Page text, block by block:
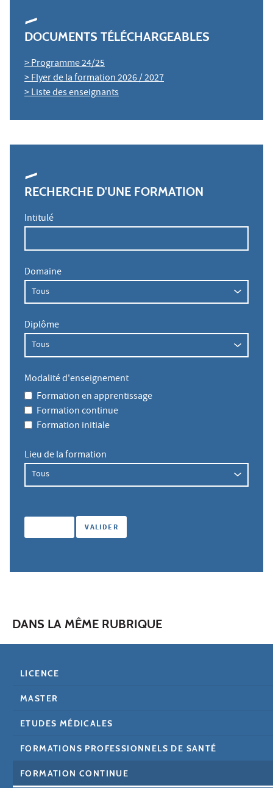
DOCUMENTS TÉLÉCHARGEABLES
> Programme 24/25
> Flyer de la formation 2026 / 2027
> Liste des enseignants
RECHERCHE D'UNE FORMATION
Intitulé
Domaine
Diplôme
Modalité d'enseignement
Formation en apprentissage
Formation continue
Formation initiale
Lieu de la formation
DANS LA MÊME RUBRIQUE
LICENCE
MASTER
ETUDES MÉDICALES
FORMATIONS PROFESSIONNELS DE SANTÉ
FORMATION CONTINUE